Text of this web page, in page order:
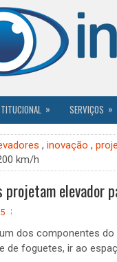
» SERVIÇOS »
, inovação ,
km/h
projetam elevador
dos componentes
de foguetes, ir ao